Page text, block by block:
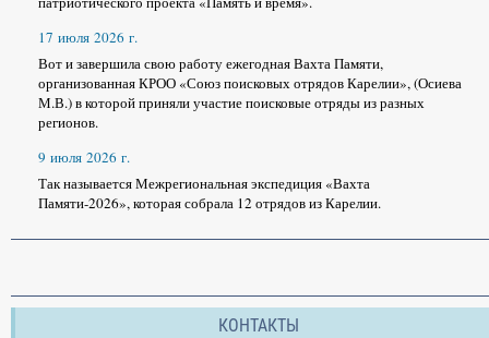
17 июля 2026 г.
Вот и завершила свою работу ежегодная Вахта Памяти,
организованная КРОО «Союз поисковых отрядов Карелии», (Осиева
М.В.) в которой приняли участие поисковые отряды из разных
регионов.
9 июля 2026 г.
Так называется Межрегиональная экспедиция «Вахта
Памяти-2026», которая собрала 12 отрядов из Карелии.
КОНТАКТЫ